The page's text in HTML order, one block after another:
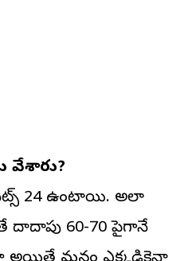
వేశారు?
24 ఉంటాయి. అలా
దాదాపు 60-70 పైగానే